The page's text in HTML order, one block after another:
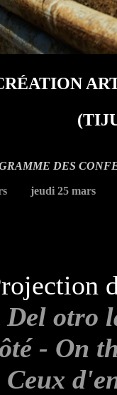
DES
jeudi 25 mars
Del otro
- On
Ceux